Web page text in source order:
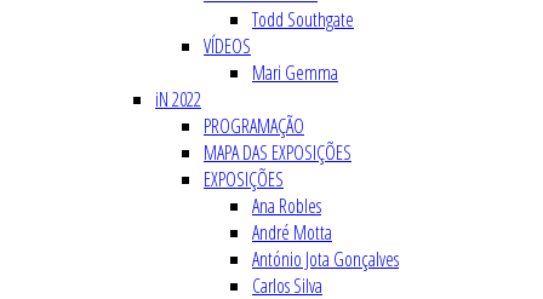
Todd Southgate
VÍDEOS
Mari Gemma
iN 2022
PROGRAMAÇÃO
MAPA DAS EXPOSIÇÕES
EXPOSIÇÕES
Ana Robles
André Motta
António Jota Gonçalves
Carlos Silva